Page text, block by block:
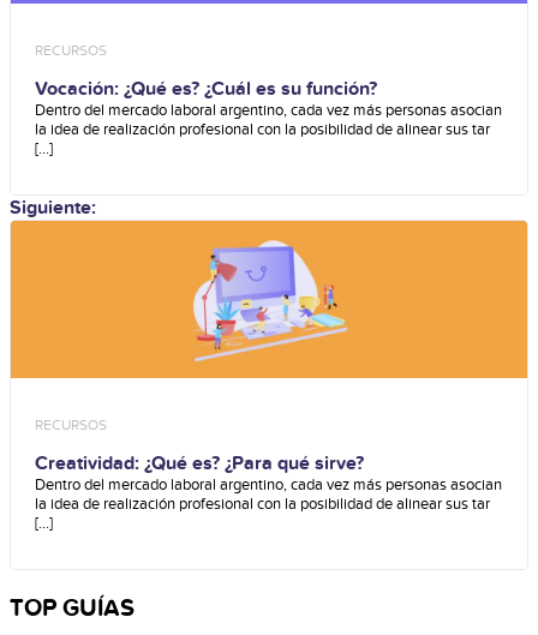
RECURSOS
Vocación: ¿Qué es? ¿Cuál es su función?
Dentro del mercado laboral argentino, cada vez más personas asocian
la idea de realización profesional con la posibilidad de alinear sus tar
[...]
Siguiente:
RECURSOS
Creatividad: ¿Qué es? ¿Para qué sirve?
Dentro del mercado laboral argentino, cada vez más personas asocian
la idea de realización profesional con la posibilidad de alinear sus tar
[...]
TOP GUÍAS